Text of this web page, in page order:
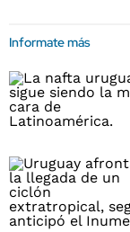
Informate más